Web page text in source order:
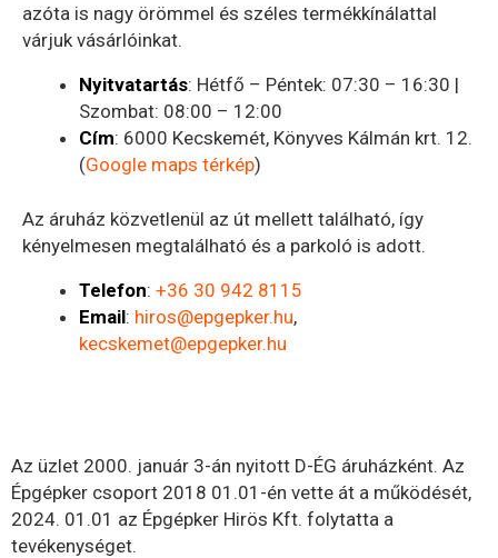
azóta is nagy örömmel és széles termékkínálattal
várjuk vásárlóinkat.
Nyitvatartás: Hétfő – Péntek: 07:30 – 16:30 |
Szombat: 08:00 – 12:00
Cím: 6000 Kecskemét, Könyves Kálmán krt. 12.
(Google maps térkép)
Az áruház közvetlenül az út mellett található, így
kényelmesen megtalálható és a parkoló is adott.
Telefon: +36 30 942 8115
Email: hiros@epgepker.hu,
kecskemet@epgepker.hu
Az üzlet 2000. január 3-án nyitott D-ÉG áruházként. Az
Épgépker csoport 2018 01.01-én vette át a működését,
2024. 01.01 az Épgépker Hirös Kft. folytatta a
tevékenységet.